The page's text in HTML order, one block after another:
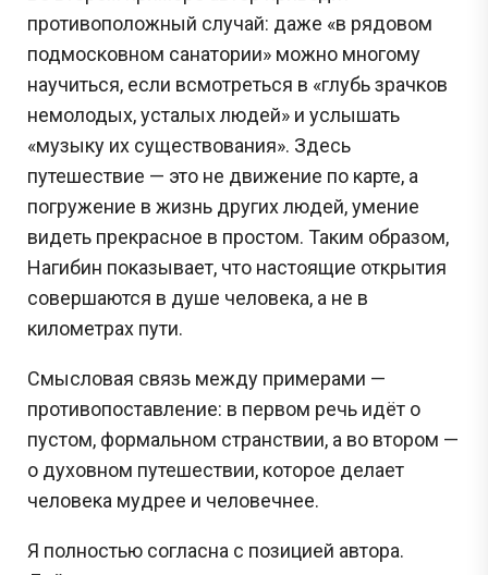
противоположный случай: даже «в рядовом
подмосковном санатории» можно многому
научиться, если всмотреться в «глубь зрачков
немолодых, усталых людей» и услышать
«музыку их существования». Здесь
путешествие — это не движение по карте, а
погружение в жизнь других людей, умение
видеть прекрасное в простом. Таким образом,
Нагибин показывает, что настоящие открытия
совершаются в душе человека, а не в
километрах пути.
Смысловая связь между примерами —
противопоставление: в первом речь идёт о
пустом, формальном странствии, а во втором —
о духовном путешествии, которое делает
человека мудрее и человечнее.
Я полностью согласна с позицией автора.